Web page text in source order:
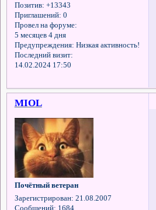
Позитив: +13343
Приглашений: 0
Провел на форуме:
5 месяцев 4 дня
Предупреждения: Низкая активность!
Последний визит:
14.02.2024 17:50
MIOL
Почётный ветеран
Зарегистрирован: 21.08.2007
Сообщений: 1684